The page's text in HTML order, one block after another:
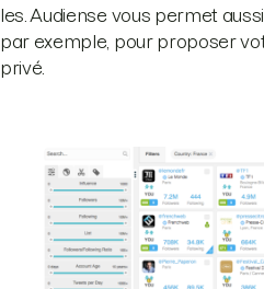
les. Audiense vous permet
par exemple, pour proposer
privé.